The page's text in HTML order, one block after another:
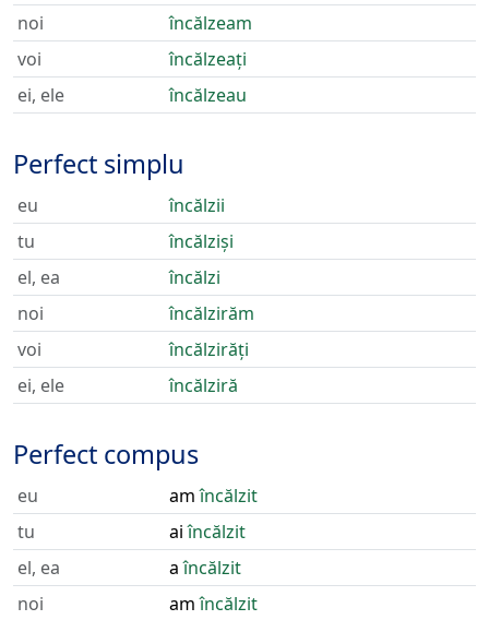
noi
încălzeam
voi
încălzeați
ei, ele
încălzeau
Perfect simplu
eu
încălzii
tu
încălziși
el, ea
încălzi
noi
încălzirăm
voi
încălzirăți
ei, ele
încălziră
Perfect compus
eu amîncălzit
tu
aiîncălzit
el, ea
aîncălzit
noi
amîncălzit